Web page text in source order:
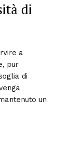
di
a
pur
di
un